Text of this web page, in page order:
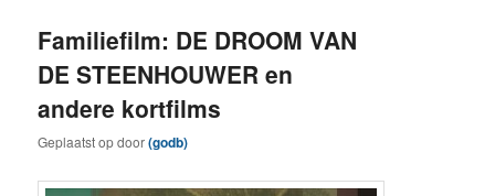
Familiefilm: DE DROOM VAN
DE STEENHOUWER en
andere kortfilms
Geplaatst opdoor(godb)